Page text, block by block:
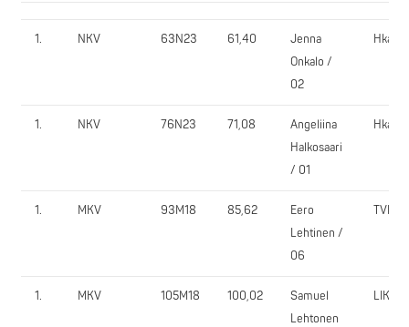
1. NKV 63N23 61,40
Jenna
Onkalo /
02
1. NKV 76N23 71,08
Angeliina
Halkosaari
/ 01
1. MKV 93M18 85,62
Eero
Lehtinen /
06
TVN
1. MKV 105M18 100,02
Samuel
Lehtonen
LIKE